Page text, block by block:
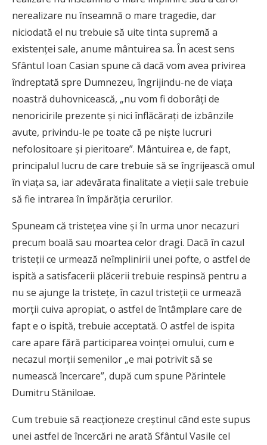
nerealizare nu înseamnă o mare tragedie, dar
niciodată el nu trebuie să uite tinta supremă a
existenţei sale, anume mântuirea sa. În acest sens
Sfântul Ioan Casian spune că dacă vom avea privirea
îndreptată spre Dumnezeu, îngrijindu-ne de viaţa
noastră duhovnicească, „nu vom fi doborâţi de
nenoricirile prezente şi nici înflăcăraţi de izbânzile
avute, privindu-le pe toate că pe nişte lucruri
nefolositoare şi pieritoare”. Mântuirea e, de fapt,
principalul lucru de care trebuie să se îngrijească omul
în viaţa sa, iar adevărata finalitate a vieţii sale trebuie
să fie intrarea în împărăţia cerurilor.
Spuneam că tristeţea vine şi în urma unor necazuri
precum boală sau moartea celor dragi. Dacă în cazul
tristeţii ce urmează neîmplinirii unei pofte, o astfel de
ispită a satisfacerii plăcerii trebuie respinsă pentru a
nu se ajunge la tristeţe, în cazul tristeţii ce urmează
morţii cuiva apropiat, o astfel de întâmplare care de
fapt e o ispită, trebuie acceptată. O astfel de ispita
care apare fără participarea voinţei omului, cum e
necazul morţii semenilor „e mai potrivit să se
numească încercare”, după cum spune Părintele
Dumitru Stăniloae.
Cum trebuie să reacţioneze creştinul când este supus
unei astfel de încercări ne arată Sfântul Vasile cel